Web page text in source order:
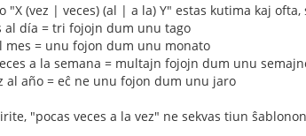
"X (vez | veces) (al | a la) Y" estas kutima kaj
al día = tri fojojn dum unu tago
mes = unu fojon dum unu monato
a la semana = multajn fojojn dum unu
al año = eĉ ne unu fojon dum unu jaro
"pocas veces a la vez" ne sekvas tiun